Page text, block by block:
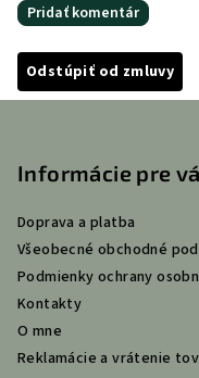
Pridať komentár
Odstúpiť od zmluvy
Informácie pre
Doprava a platba
Všeobecné obchodné
Podmienky ochrany
Kontakty
O mne
Reklamácie a vrátenie